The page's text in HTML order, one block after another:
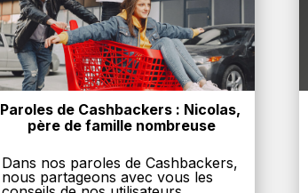
Paroles de Cashbackers : Nicolas,
père de famille nombreuse
Dans nos paroles de Cashbackers,
nous partageons avec vous les